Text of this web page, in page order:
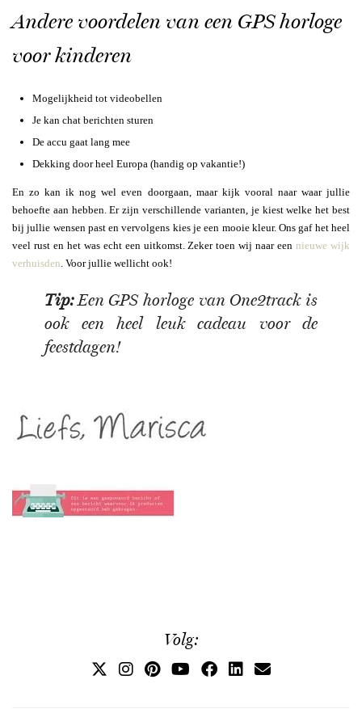
Andere voordelen van een GPS horloge
voor kinderen
Mogelijkheid tot videobellen
Je kan chat berichten sturen
De accu gaat lang mee
Dekking door heel Europa (handig op vakantie!)
En zo kan ik nog wel even doorgaan, maar kijk vooral naar waar jullie
behoefte aan hebben. Er zijn verschillende varianten, je kiest welke het best
bij jullie wensen past en vervolgens kies je een mooie kleur. Ons gaf het heel
veel rust en het was echt een uitkomst. Zeker toen wij naar eennieuwe wijk
verhuisden. Voor jullie wellicht ook!
Tip: Een GPS horloge van One2track is
ook een heel leuk cadeau voor de
feestdagen!
Volg: